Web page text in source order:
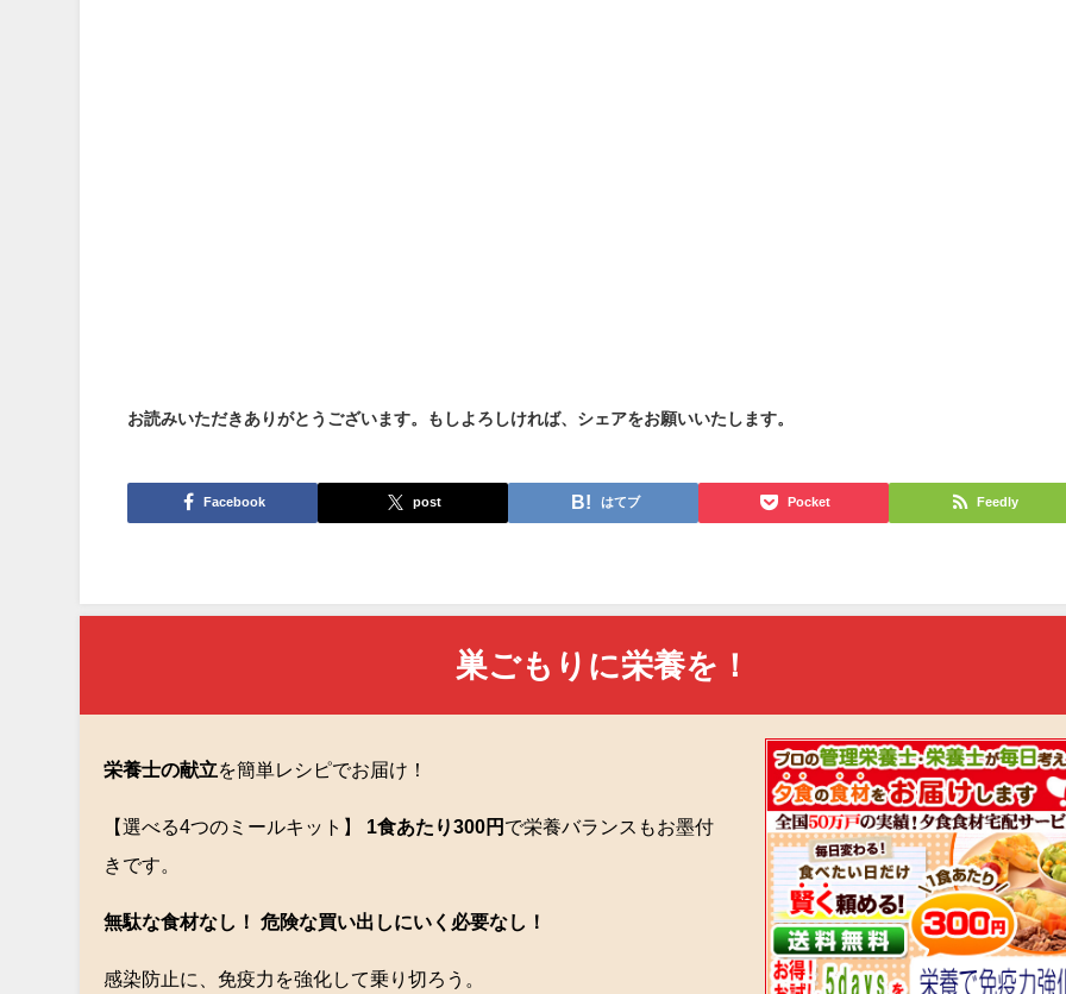
お読みいただきありがとうございます。もしよろしければ、シェアをお願いいたします。
Facebook post はてブ Pocket Feedly
巣ごもりに栄養を！
栄養士の献立を簡単レシピでお届け！
【選べる4つのミールキット】 1食あたり300円 で栄養バランスもお墨付
きです。
無駄な食材なし！ 危険な買い出しにいく必要なし！
感染防止に、免疫力を強化して乗り切ろう。